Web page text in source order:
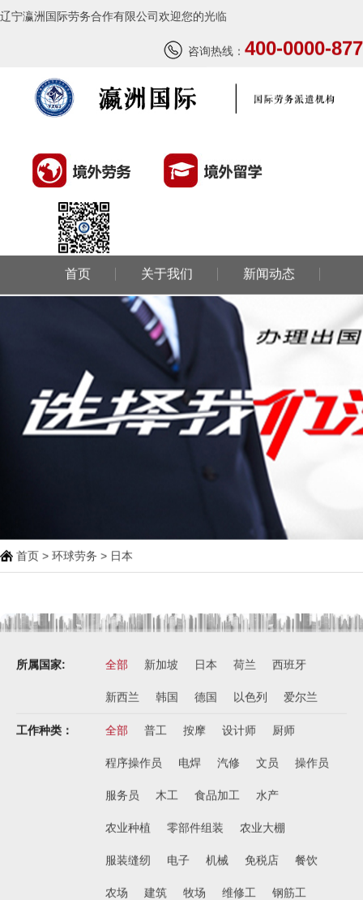
辽宁瀛洲国际劳务合作有限公司欢迎您的光临
咨询热线： 400-0000-877
首页 关于我们 新闻动态
环球留学
联系我们
首页 > 环球劳务 > 日本
所属国家: 全部 新加坡 日本 荷兰 西班牙
新西兰 韩国 德国 以色列 爱尔兰
工作种类： 全部 普工 按摩 设计师 厨师
程序操作员 电焊 汽修 文员 操作员
服务员 木工 食品加工 水产
农业种植 零部件组装 农业大棚
服装缝纫 电子 机械 免税店 餐饮
农场 建筑 牧场 维修工 钢筋工